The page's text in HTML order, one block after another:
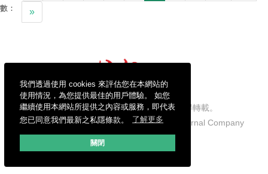
我們透過使用 cookies 來評估您在本網站的
使用情況，為您提供最佳的用戶體驗。 如您
繼續使用本網站所提供之內容或服務，即代表
您已同意我們最新之私隱條款。
了解更多
關閉
數：
»
信報財經新聞有限公司版權所有，不得轉載。
Copyright © 2026 Hong Kong Economic Journal Company
Limited. All rights reserved.